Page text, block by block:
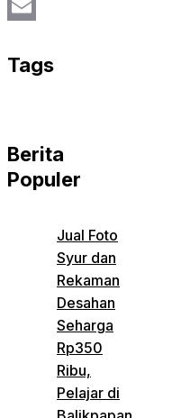
Twitter
Tags
Berita
Populer
Jual Foto
Syur dan
Rekaman
Desahan
Seharga
Rp350
Ribu,
Pelajar di